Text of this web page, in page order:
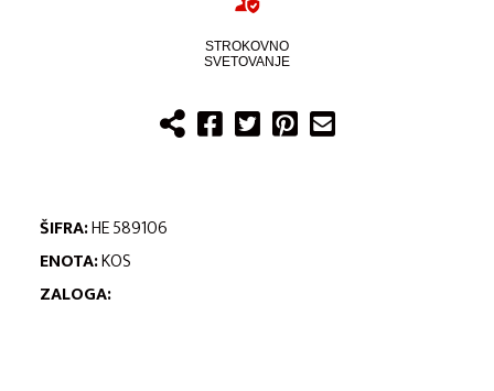
STROKOVNO
SVETOVANJE
ŠIFRA:HE 589106
ENOTA:KOS
ZALOGA: